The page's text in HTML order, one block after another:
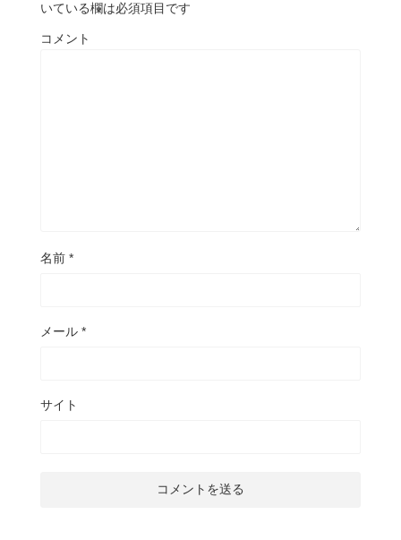
いている欄は必須項目です
コメント
名前 *
メール *
サイト